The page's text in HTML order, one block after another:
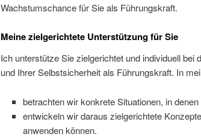
Wachstumschance für Sie als Führungskraft.
Meine zielgerichtete Unterstützung für Sie
Ich unterstütze Sie zielgerichtet und individuell
und Ihrer Selbstsicherheit als Führungskraft. In
betrachten wir konkrete Situationen, in
entwickeln wir daraus zielgerichtete
anwenden können.